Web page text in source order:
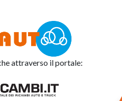
attraverso il portale: